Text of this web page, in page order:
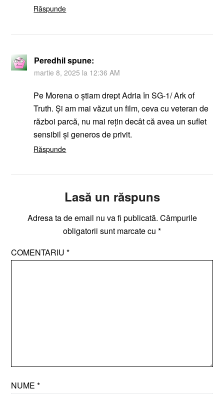
Răspunde
Peredhilspune:
martie 8, 2025 la 12:36 AM
Pe Morena o știam drept Adria în SG-1/ Ark of
Truth. Și am mai văzut un film, ceva cu veteran de
război parcă, nu mai rețin decât că avea un suflet
sensibil și generos de privit.
Răspunde
Lasă un răspuns
Adresa ta de email nu va fi publicată. Câmpurile
obligatorii sunt marcate cu *
COMENTARIU*
NUME*